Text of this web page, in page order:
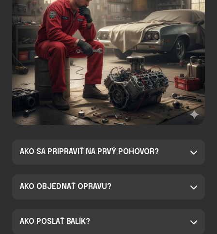
AKO SA PRIPRAVIŤ NA PRVÝ POHOVOR?
AKO OBJEDNAŤ OPRAVU?
AKO POSLAŤ BALÍK?